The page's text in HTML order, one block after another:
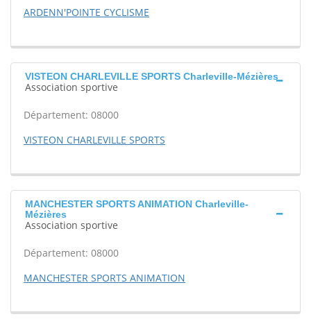
ARDENN'POINTE CYCLISME
VISTEON CHARLEVILLE SPORTS Charleville-Mézières
Association sportive
Département: 08000
VISTEON CHARLEVILLE SPORTS
MANCHESTER SPORTS ANIMATION Charleville-
Mézières
Association sportive
Département: 08000
MANCHESTER SPORTS ANIMATION